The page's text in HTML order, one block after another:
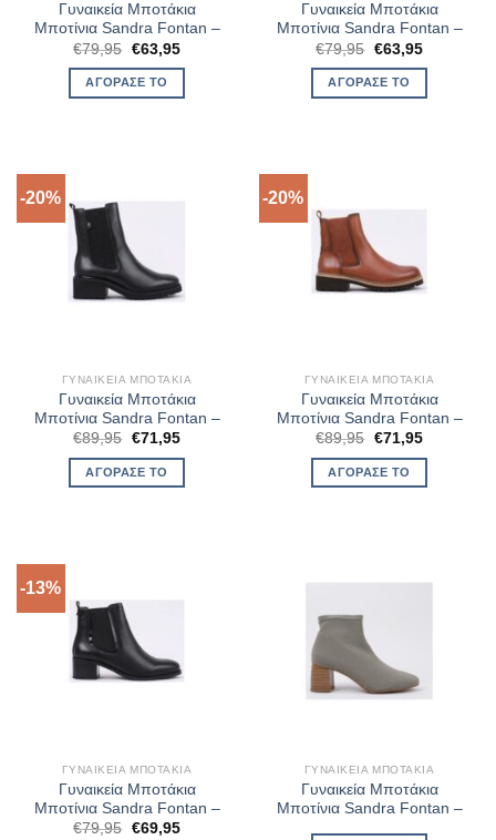
Γυναικεία Μποτάκια
Μποτίνια Sandra Fontan –
€79,95 Original
price
was:
€79,95.
€63,95Η
ΑΓΌΡΑΣΈ ΤΟ
Γυναικεία Μποτάκια
Μποτίνια Sandra Fontan –
€79,95 Original
price
was:
€79,95.
€63,95Η
ΑΓΌΡΑΣΈ ΤΟ
-20%
ΓΥΝΑΙΚΕΊΑ ΜΠΟΤΆΚΙΑ
Γυναικεία Μποτάκια
Μποτίνια Sandra Fontan –
€89,95 Original
was:
€89,95.
€71,95Η
ΑΓΌΡΑΣΈ ΤΟ
-20%
ΓΥΝΑΙΚΕΊΑ ΜΠΟΤΆΚΙΑ
Γυναικεία Μποτάκια
Μποτίνια Sandra Fontan –
€89,95 Original
was:
€89,95.
€71,95Η
ΑΓΌΡΑΣΈ ΤΟ
-13%
ΓΥΝΑΙΚΕΊΑ ΜΠΟΤΆΚΙΑ
Γυναικεία Μποτάκια
Μποτίνια Sandra Fontan –
€79,95 Original
€69,95Η
ΓΥΝΑΙΚΕΊΑ ΜΠΟΤΆΚΙΑ
Γυναικεία Μποτάκια
Μποτίνια Sandra Fontan –